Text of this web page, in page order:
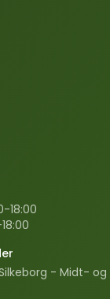
18:00
- Midt-